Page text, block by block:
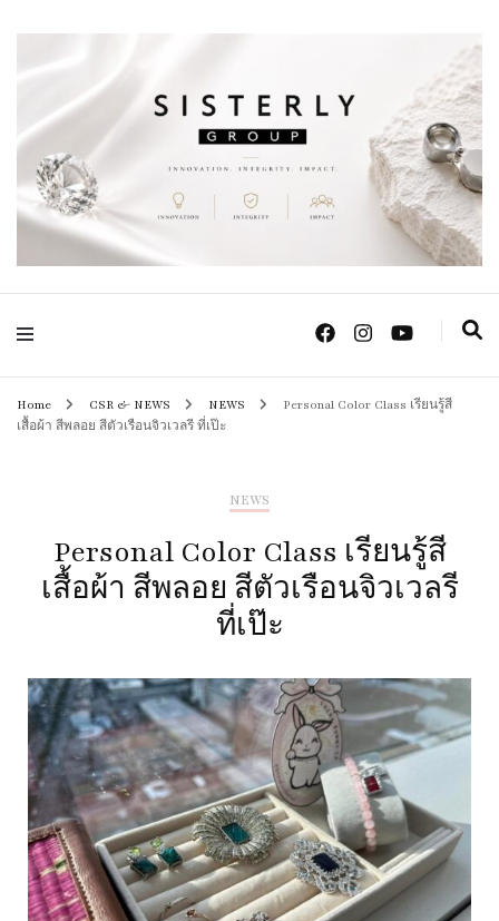
Sisterly Group
Thailand
Positive Power Jewelry แหวนแต่งงาน เครื่องประดับผู้หญิง จิวเวลรี จันทบุรี
Home CSR & NEWS NEWS
Personal Color Class เรียนรู้สี
เสื้อผ้า สีพลอย สีตัวเรือนจิวเวลรี ที่เป๊ะ
NEWS
Personal Color Class เรียนรู้สี
เสื้อผ้า สีพลอย สีตัวเรือนจิวเวลรี
ที่เป๊ะ